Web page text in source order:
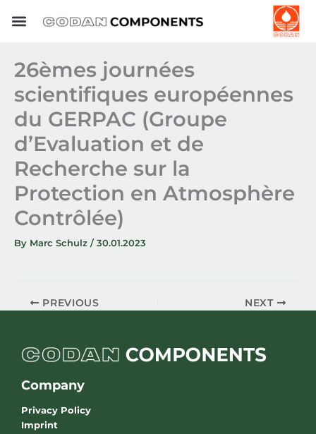
26èmes journées
scientifiques européennes
du GERPAC (Groupe
d’Evaluation et de
Recherche sur la
Protection en Atmosphère
Contrôlée)
By Marc Schulz / 30.01.2023
PREVIOUS NEXT
Company
Privacy Policy
Imprint